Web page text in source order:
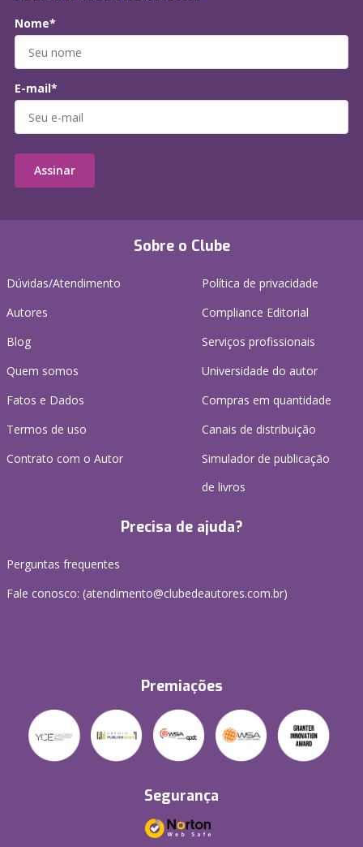
Sobre o Clube
Dúvidas/Atendimento
Autores
Blog
Quem somos
Fatos e Dados
Termos de uso
Contrato com o Autor
Política de privacidade
Compliance Editorial
Serviços profissionais
Universidade do autor
Compras em quantidade
Canais de distribuição
Simulador de publicação
de livros
Precisa de ajuda?
Perguntas frequentes
Fale conosco: (atendimento@clubedeautores.com.br)
Premiações
Segurança
Nome*
E-mail*
Assinar